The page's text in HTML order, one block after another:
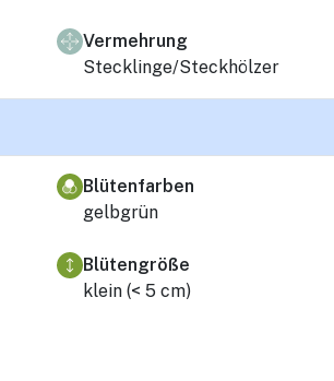
Vermehrung
Stecklinge/Steckhölzer
Blütenfarben
gelbgrün
Blütengröße
klein (< 5 cm)